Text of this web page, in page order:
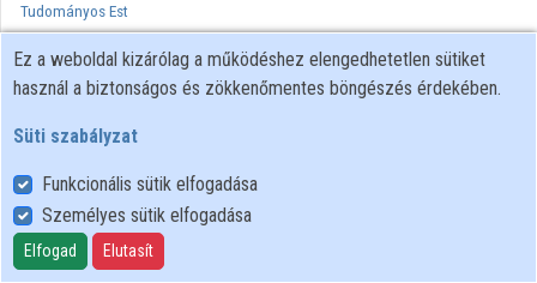
Tudományos Est
Az előadásban bemutatjuk a Széchenyi István Egyetemen
működő, Magyarország legnagyobb ipari matematikai nemzetközi
gazdasági élet vezető szereplői a számítógépeket jelentős és
egyre nagyobb mértékben bevonják munkájukba komplex
folyamatok valósághű szimulációjára, pl. bonyolult, költséges
mérések kiváltására, majd a szimulációk alapján optimalizálásra.
Mindehhez a mindenkor legkorszerűbb, állandóan változó
Ez a weboldal kizárólag a működéshez elengedhetetlen sütiket
használ a biztonságos és zökkenőmentes böngészés érdekében.
Süti szabályzat
Funkcionális sütik elfogadása
Személyes sütik elfogadása
Elfogad Elutasít